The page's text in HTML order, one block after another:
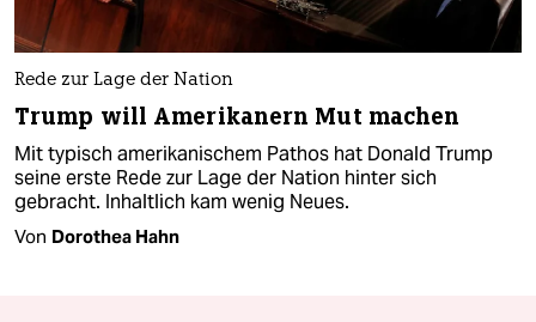
Rede zur Lage der Nation
Trump will Amerikanern Mut machen
Mit typisch amerikanischem Pathos hat Donald Trump
seine erste Rede zur Lage der Nation hinter sich
gebracht. Inhaltlich kam wenig Neues.
Von Dorothea Hahn